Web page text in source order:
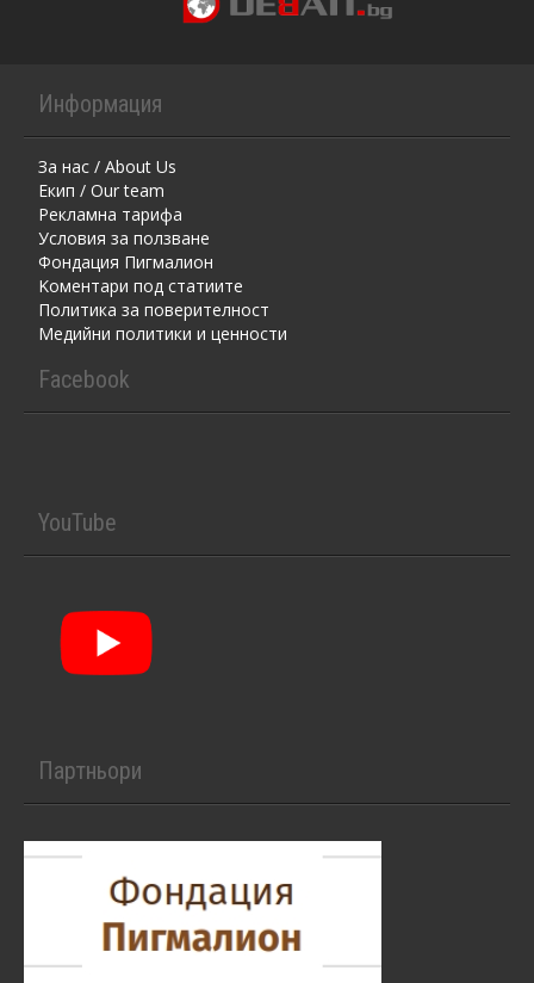
Информация
За нас / About Us
Екип / Our team
Рекламна тарифа
Условия за ползване
Фондация Пигмалион
Kоментaри под статиите
Политика за поверителност
Медийни политики и ценности
Facebook
YouTube
Партньори